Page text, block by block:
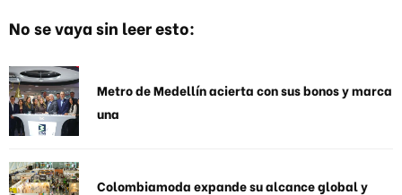
No se vaya sin leer esto:
Metro de Medellín acierta con sus bonos y marca
una
Colombiamoda expande su alcance global y